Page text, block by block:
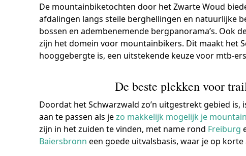
De mountainbiketochten door het Zwarte Woud
afdalingen langs steile berghellingen en natuurlijke
bossen en adembenemende bergpanorama’s. Ook
zijn het domein voor mountainbikers. Dit maakt het
hooggebergte is, een uitstekende keuze voor mtb-
De beste plekken voor
Doordat het Schwarzwald zo’n uitgestrekt gebied
aan te passen als jezo makkelijk mogelijk je
zijn in het zuiden te vinden, met name rond Freiburg
Baiersbronn een goede uitvalsbasis, waar je op